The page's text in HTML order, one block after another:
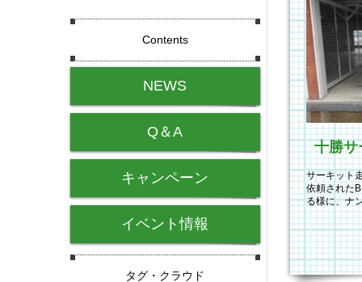
十勝サ
サーキット
依頼された
る様に、ナ
渡したの
Contents
NEWS
Q＆A
キャンペーン
イベント情報
タグ・クラウド